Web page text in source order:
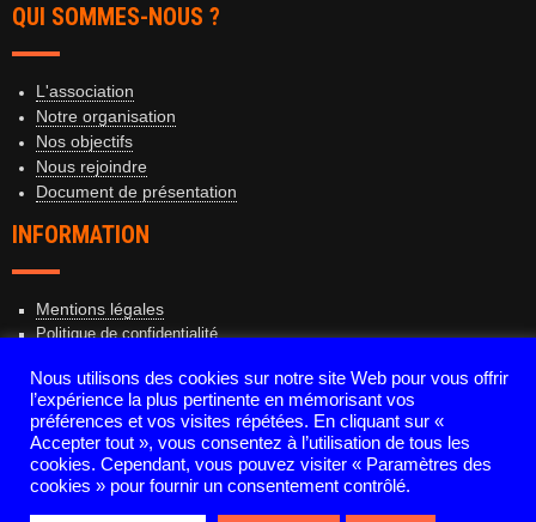
QUI SOMMES-NOUS ?
L'association
Notre organisation
Nos objectifs
Nous rejoindre
Document de présentation
INFORMATION
Mentions légales
Politique de confidentialité
Copyright 2026 - Image & Pastorale. Tous droits réservés
Nous utilisons des cookies sur notre site Web pour vous offrir
l’expérience la plus pertinente en mémorisant vos
préférences et vos visites répétées. En cliquant sur «
Accepter tout », vous consentez à l’utilisation de tous les
cookies. Cependant, vous pouvez visiter « Paramètres des
cookies » pour fournir un consentement contrôlé.